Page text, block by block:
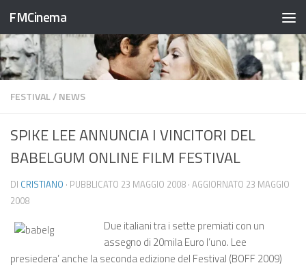
Salta al contenuto
FMCinema
FESTIVAL/NEWS
SPIKE LEE ANNUNCIA I VINCITORI DEL
BABELGUM ONLINE FILM FESTIVAL
DI CRISTIANO · PUBBLICATO 23 MAGGIO 2008 · AGGIORNATO 23 MAGGIO
2008
Due italiani tra i sette premiati con un
assegno di 20mila Euro l’uno. Lee
presiedera’ anche la seconda edizione del Festival (BOFF 2009)